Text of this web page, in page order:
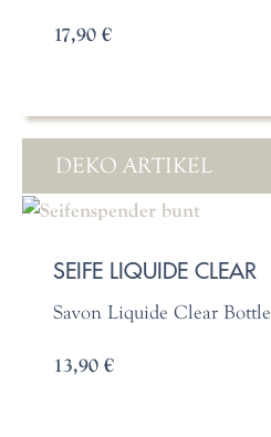
17,90 €
DEKO ARTIKEL
SEIFE LIQUIDE CLEAR
Savon Liquide Clear Bottle
13,90 €